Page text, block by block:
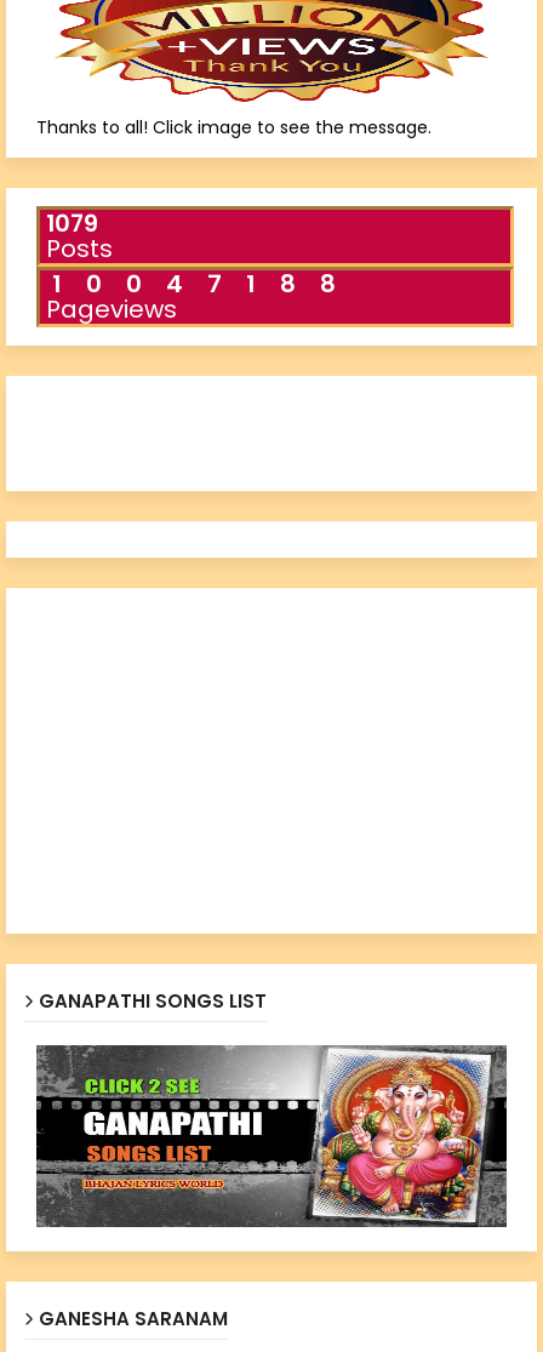
Thanks to all! Click image to see the message.
1079
Posts
1
0 0 4 7 1 8 8
Pageviews
GANAPATHI SONGS LIST
GANESHA SARANAM